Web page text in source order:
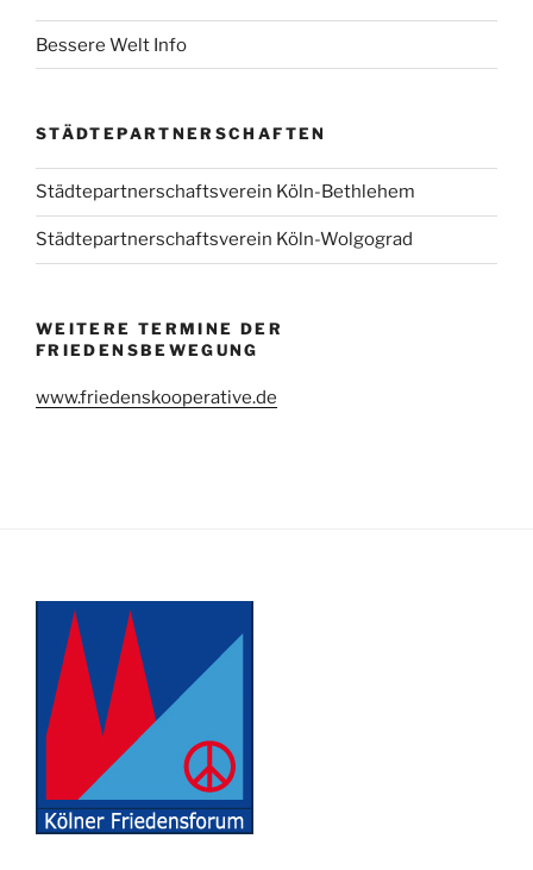
Bessere Welt Info
STÄDTEPARTNERSCHAFTEN
Städtepartnerschaftsverein Köln-Bethlehem
Städtepartnerschaftsverein Köln-Wolgograd
WEITERE TERMINE DER
FRIEDENSBEWEGUNG
www.friedenskooperative.de